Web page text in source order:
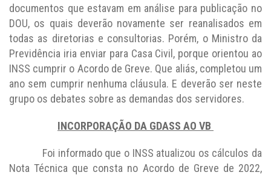
documentos que estavam em análise para publicação no
DOU, os quais deverão novamente ser reanalisados em
todas as diretorias e consultorias. Porém, o Ministro da
Previdência iria enviar para Casa Civil, porque orientou ao
INSS cumprir o Acordo de Greve. Que aliás, completou um
ano sem cumprir nenhuma cláusula. E deverão ser neste
grupo os debates sobre as demandas dos servidores.
INCORPORAÇÃO DA GDASS AO VB
Foi informado que o INSS atualizou os cálculos da
Nota Técnica que consta no Acordo de Greve de 2022,